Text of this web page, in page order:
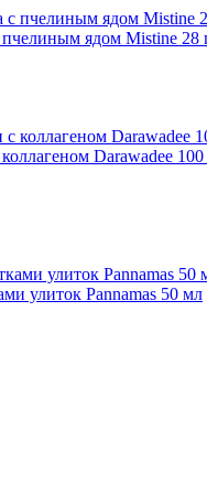
ядом Mistine 28
Darawadee 100
улиток Pannamas 50 мл